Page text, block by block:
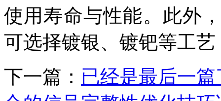
使用寿命与性能。此外
可选择镀银、镀钯等工
下一篇： 已经是最后一篇